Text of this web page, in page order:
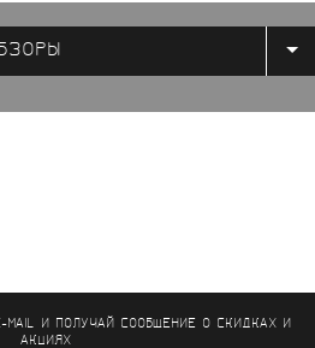
И ПОЛУЧАЙ СООБЩЕНИЕО СКИДКАХ И
АКЦИЯХ